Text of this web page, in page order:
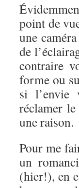
point de
une
de
contraire
forme ou
si l’envie
réclamer
une raison.
Pour me
un
(hier!), en